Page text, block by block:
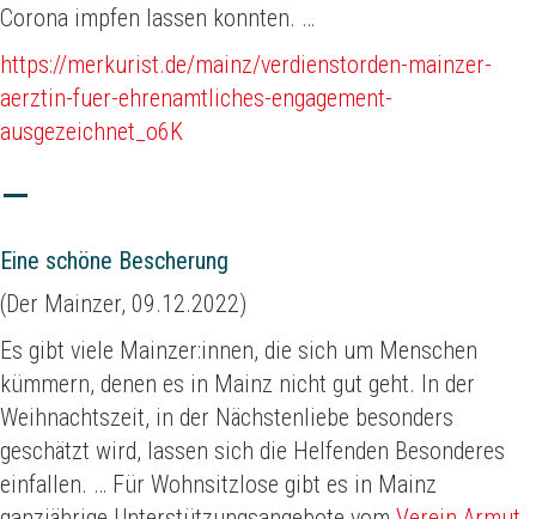
Corona impfen lassen konnten. …
https://merkurist.de/mainz/verdienstorden-mainzer-
aerztin-fuer-ehrenamtliches-engagement-
ausgezeichnet_o6K
Eine schöne Bescherung
(Der Mainzer, 09.12.2022)
Es gibt viele Mainzer:innen, die sich um Menschen
kümmern, denen es in Mainz nicht gut geht. In der
Weihnachtszeit, in der Nächstenliebe besonders
geschätzt wird, lassen sich die Helfenden Besonderes
einfallen. … Für Wohnsitzlose gibt es in Mainz